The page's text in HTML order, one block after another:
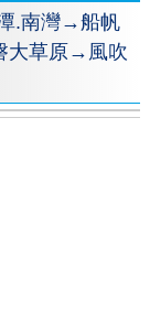
.南灣→船帆
大草原→風吹